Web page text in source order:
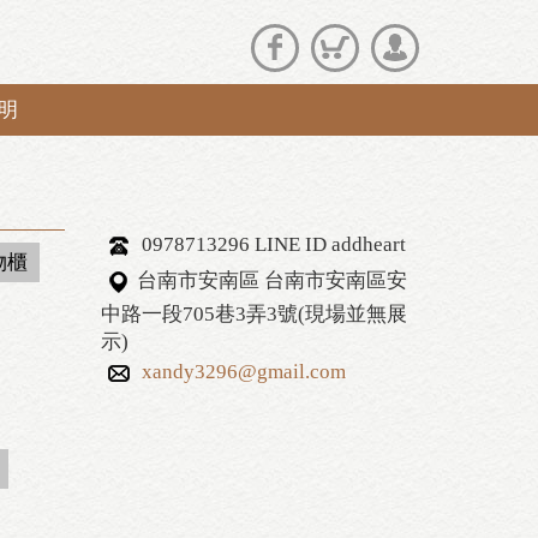
櫃
0978713296 LINE ID addheart
台南市安南區 台南市安南區安
中路一段705巷3弄3號(現場並無展
示)
xandy3296@gmail.com